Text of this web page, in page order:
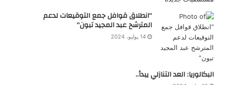
“انطلاق قوافل جمع التوقيعات لدعم
المترشح عبد المجيد تبون”
14 يوليو، 2024
البكالوريا: العد التنازلي يبدأ..